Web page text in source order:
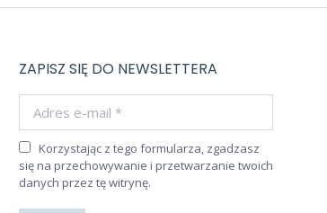
ZAPISZ SIĘ DO NEWSLETTERA
Korzystając z tego formularza, zgadzasz
się na przechowywanie i przetwarzanie twoich
danych przez tę witrynę.